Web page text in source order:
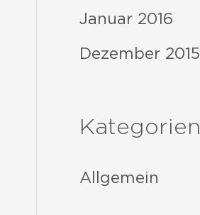
h
Januar 2016
Dezember 2015
Kategorien
Allgemein